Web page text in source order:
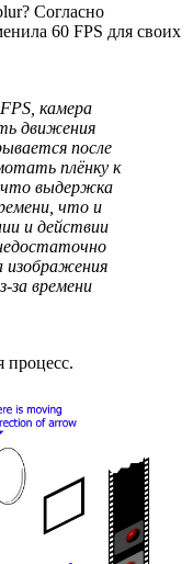
Согласно
60 FPS для своих
камера
движения
после
плёнку к
что выдержка
что и
и действии
изображения
за времени
процесс.